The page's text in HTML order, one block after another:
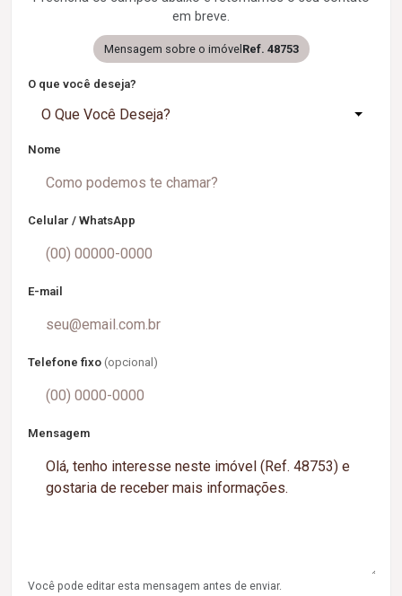
em breve.
Mensagem sobre o imóvel Ref. 48753
O que você deseja?
O Que Você Deseja?
Nome
Celular / WhatsApp
E-mail
Telefone fixo (opcional)
Mensagem
Você pode editar esta mensagem antes de enviar.